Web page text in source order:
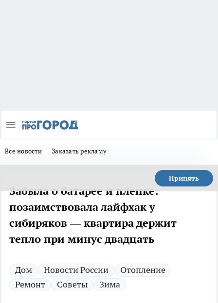
Все новости Заказать рекламу
Принять
Забыла о батарее и пленке:
позаимствовала лайфхак у
сибиряков — квартира держит
тепло при минус двадцать
Дом Новости России
Отопление
Ремонт
Советы Зима